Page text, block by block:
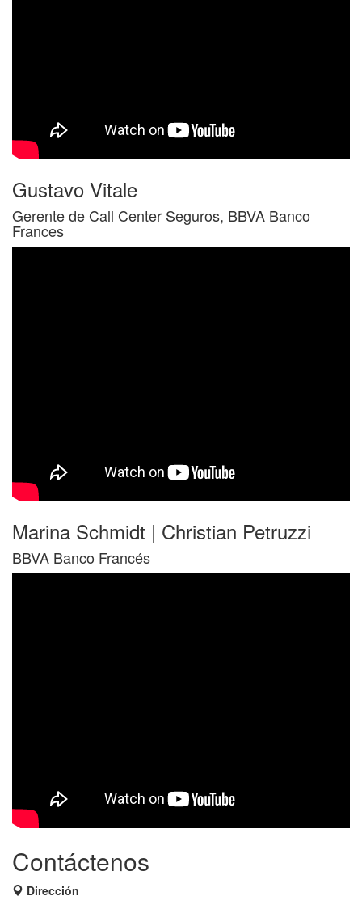
Gustavo Vitale
Gerente de Call Center Seguros, BBVA Banco
Frances
Marina Schmidt | Christian Petruzzi
BBVA Banco Francés
Contáctenos
Dirección